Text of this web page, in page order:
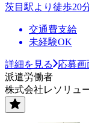
茨目駅より徒歩20
交通費支給
未経験OK
詳細を見る
応募画
派遣労働者
株式会社レソリュ